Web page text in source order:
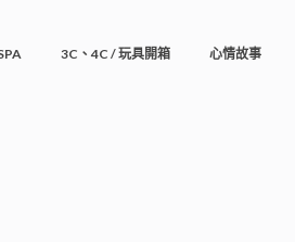
3C、4C / 玩具開箱 心情故事